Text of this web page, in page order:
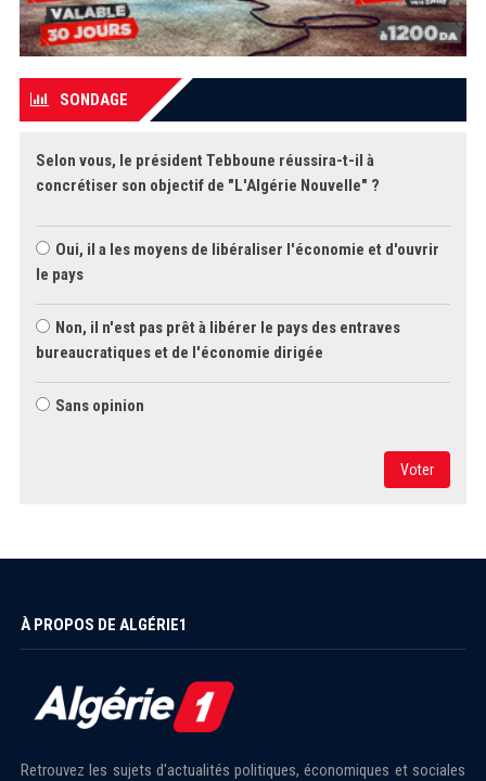
SONDAGE
Selon vous, le président Tebboune réussira-t-il à
concrétiser son objectif de "L'Algérie Nouvelle" ?
Oui, il a les moyens de libéraliser l'économie et d'ouvrir
le pays
Non, il n'est pas prêt à libérer le pays des entraves
bureaucratiques et de l'économie dirigée
Sans opinion
Voter
À PROPOS DE ALGÉRIE1
Retrouvez les sujets d'actualités politiques, économiques et sociales